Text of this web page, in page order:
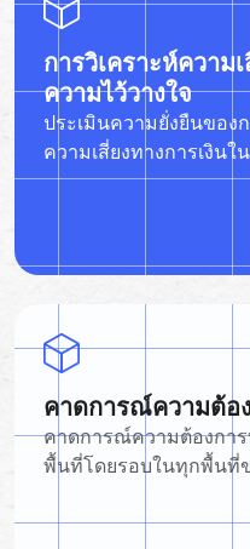
การวิเคราะห์ความ
ความไว้วางใจ
ประเมินความยั่งยืนของ
ความเสี่ยงทางการเงิน
คาดการณ์ความต้อ
คาดการณ์ความต้องกา
พื้นที่โดยรอบในทุกพื้นที่